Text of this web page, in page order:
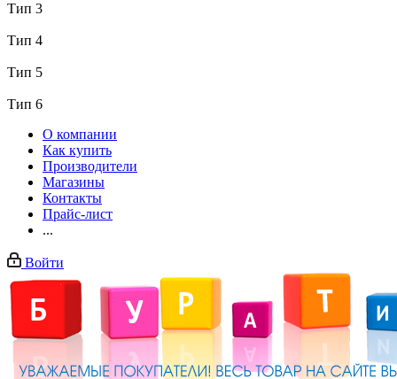
Тип 3
Тип 4
Тип 5
Тип 6
О компании
Как купить
Производители
Магазины
Контакты
Прайс-лист
...
Войти